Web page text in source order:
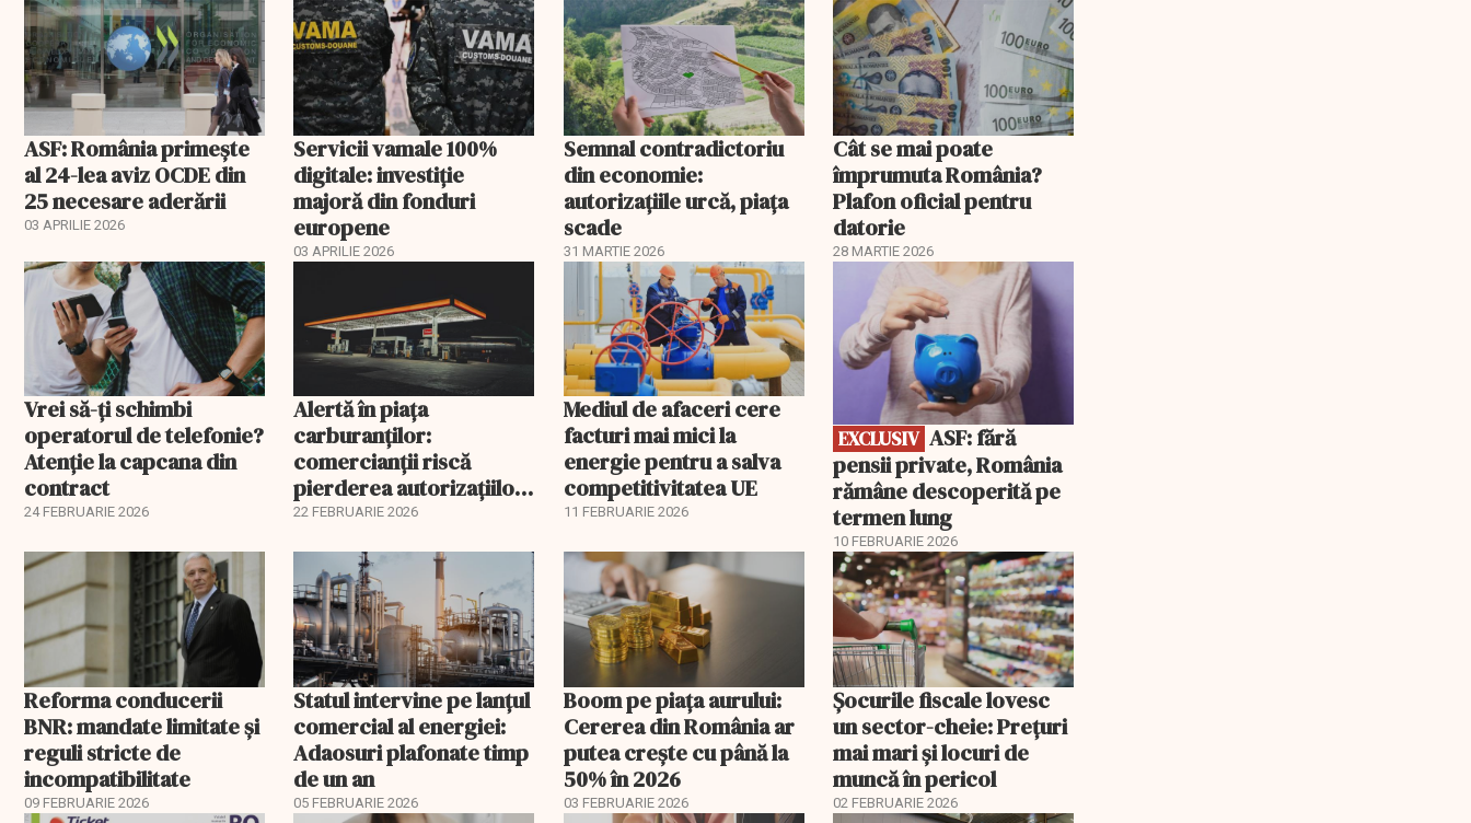
ASF: România primește
al 24-lea aviz OCDE din
25 necesare aderării
03 APRILIE 2026
Servicii vamale 100%
digitale: investiție
majoră din fonduri
europene
03 APRILIE 2026
Semnal contradictoriu
din economie:
autorizațiile urcă, piața
scade
31 MARTIE 2026
Cât se mai poate
împrumuta România?
Plafon oficial pentru
datorie
28 MARTIE 2026
Vrei să-ți schimbi
operatorul de telefonie?
Atenție la capcana din
contract
24 FEBRUARIE 2026
Alertă în piața
carburanților:
comercianții riscă
pierderea autorizațiilor
înainte de 1 martie. Ce
22 FEBRUARIE 2026
Mediul de afaceri cere
facturi mai mici la
energie pentru a salva
competitivitatea UE
11 FEBRUARIE 2026
EXCLUSIV
EXCLUSIV ASF: fără
pensii private, România
rămâne descoperită pe
termen lung
10 FEBRUARIE 2026
Reforma conducerii
BNR: mandate limitate și
reguli stricte de
incompatibilitate
09 FEBRUARIE 2026
Statul intervine pe lanțul
comercial al energiei:
Adaosuri plafonate timp
de un an
05 FEBRUARIE 2026
Boom pe piața aurului:
Cererea din România ar
putea crește cu până la
50% în 2026
03 FEBRUARIE 2026
Șocurile fiscale lovesc
un sector-cheie: Prețuri
mai mari și locuri de
muncă în pericol
02 FEBRUARIE 2026